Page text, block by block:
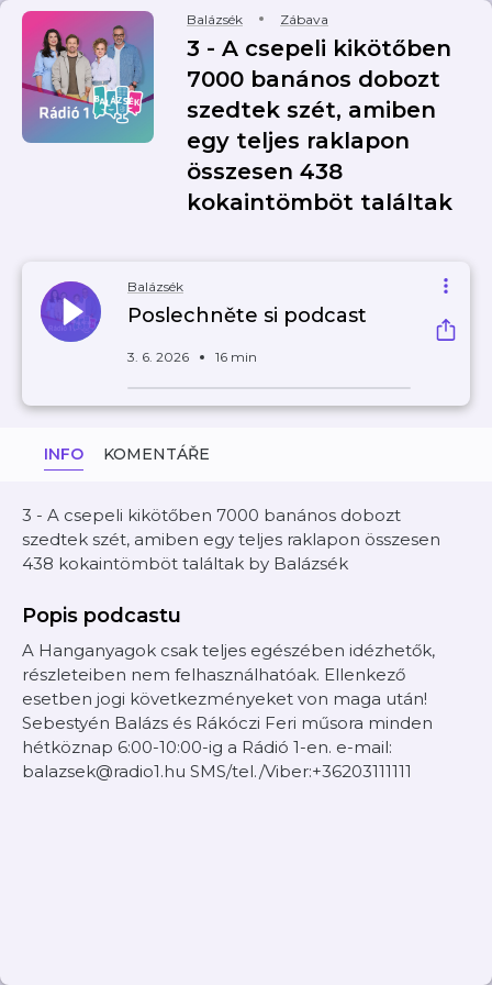
Balázsék Zábava
3 - A csepeli kikötőben
7000 banános dobozt
szedtek szét, amiben
egy teljes raklapon
összesen 438
kokaintömböt találtak
Balázsék
Poslechněte si podcast
3. 6. 2026 16 min
INFO KOMENTÁŘE
3 - A csepeli kikötőben 7000 banános dobozt
szedtek szét, amiben egy teljes raklapon összesen
438 kokaintömböt találtak by Balázsék
Popis podcastu
A Hanganyagok csak teljes egészében idézhetők,
részleteiben nem felhasználhatóak. Ellenkező
esetben jogi következményeket von maga után!
Sebestyén Balázs és Rákóczi Feri műsora minden
hétköznap 6:00-10:00-ig a Rádió 1-en. e-mail:
balazsek@radio1.hu SMS/tel./Viber:+36203111111